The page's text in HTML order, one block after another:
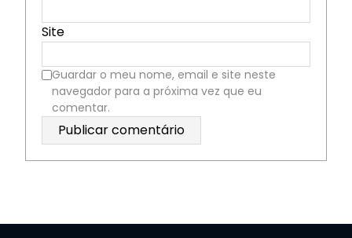
Site
Guardar o meu nome, email e site neste
navegador para a próxima vez que eu
comentar.